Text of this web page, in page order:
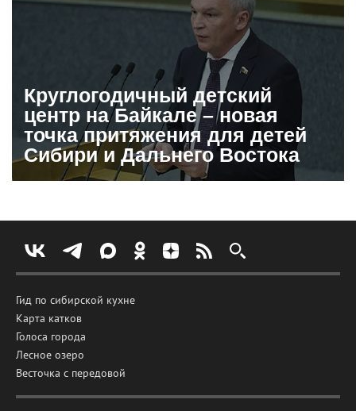
Круглогодичный детский
центр на Байкале – новая
точка притяжения для детей
Сибири и Дальнего Востока
Гид по сибирской кухне
Карта катков
Голоса города
Лесное озеро
Весточка с передовой